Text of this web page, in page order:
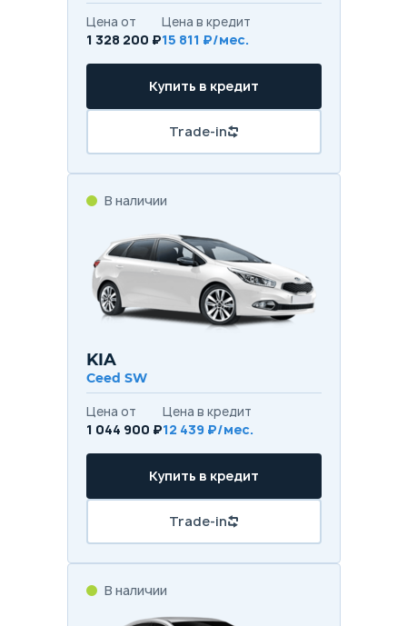
Цена от
1 328 200 ₽
Цена в кредит
15 811 ₽/мес.
Купить в кредит
Trade-in
В наличии
KIA
Ceed SW
Цена от
1 044 900 ₽
Цена в кредит
12 439 ₽/мес.
Купить в кредит
Trade-in
В наличии